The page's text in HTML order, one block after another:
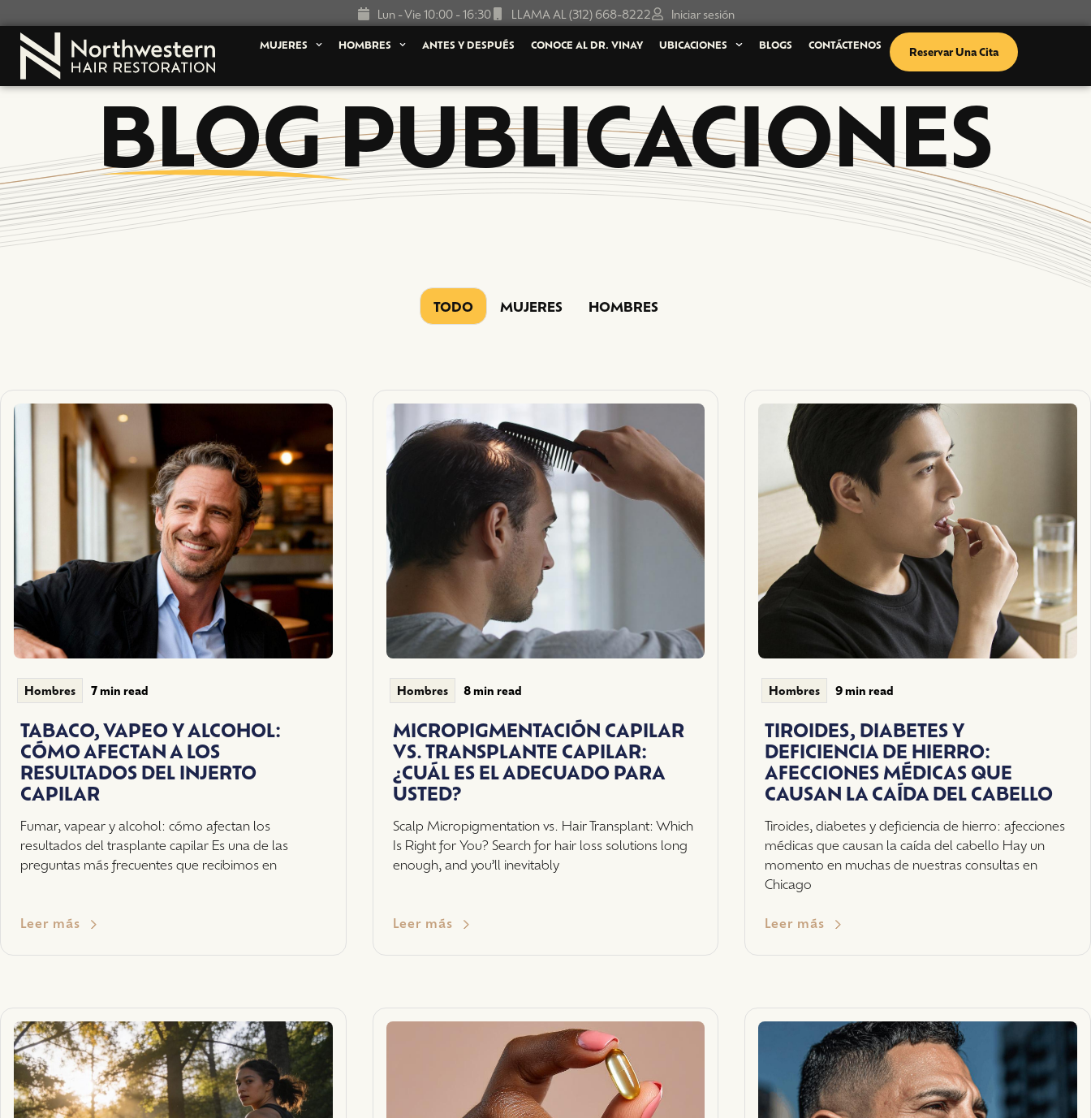
Lun - Vie 10:00 - 16:30 LLAMA AL (312) 668-8222 Iniciar sesión
MUJERES HOMBRES ANTES Y DESPUÉS CONOCE AL DR. VINAY UBICACIONES BLOGS CONTÁCTENOS Reservar Una Cita
BLOGPUBLICACIONES
TODO MUJERES HOMBRES
Hombres 7 min read
TABACO, VAPEO Y ALCOHOL:
CÓMO AFECTAN A LOS
RESULTADOS DEL INJERTO
CAPILAR
Fumar, vapear y alcohol: cómo afectan los
resultados del trasplante capilar Es una de las
preguntas más frecuentes que recibimos en
Leer más
Hombres 8 min read
MICROPIGMENTACIÓN CAPILAR
VS. TRANSPLANTE CAPILAR:
¿CUÁL ES EL ADECUADO PARA
USTED?
Scalp Micropigmentation vs. Hair Transplant: Which
Is Right for You? Search for hair loss solutions long
enough, and you’ll inevitably
Leer más
Hombres 9 min read
TIROIDES, DIABETES Y
DEFICIENCIA DE HIERRO:
AFECCIONES MÉDICAS QUE
CAUSAN LA CAÍDA DEL CABELLO
Tiroides, diabetes y deficiencia de hierro: afecciones
médicas que causan la caída del cabello Hay un
momento en muchas de nuestras consultas en
Chicago
Leer más